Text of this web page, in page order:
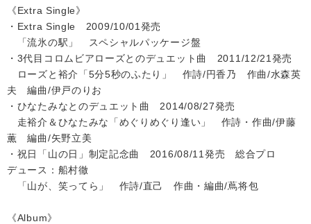
《Extra Single》
・Extra Single 2009/10/01発売
「流氷の駅」 スペシャルパッケージ盤
・3代目コロムビアローズとのデュエット曲 2011/12/21発売
ローズと裕介「5分5秒のふたり」 作詩/円香乃 作曲/水森英
夫 編曲/伊戸のりお
・ひなたみなとのデュエット曲 2014/08/27発売
走裕介＆ひなたみな「めぐりめぐり逢い」 作詩・作曲/伊藤
薫 編曲/矢野立美
・祝日「山の日」制定記念曲 2016/08/11発売 総合プロ
デュース：船村徹
「山が、笑ってら」 作詩/直己 作曲・編曲/蔦将包
《Album》